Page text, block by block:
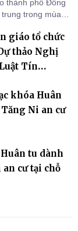
thành phố Đồng
trong mùa
Khải Tường.
giáo tổ chức
thảo Nghị
Tín
khóa Huân
Ni an cư
tu dành
cư tại chỗ